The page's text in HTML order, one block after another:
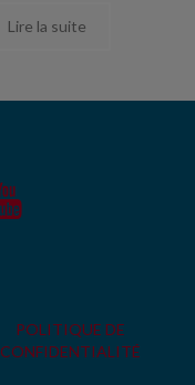
Lire la suite
POLITIQUE DE
CONFIDENTIALITÉ